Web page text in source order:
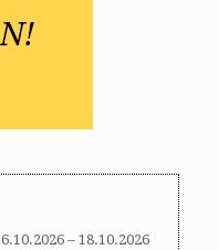
– 18.10.2026